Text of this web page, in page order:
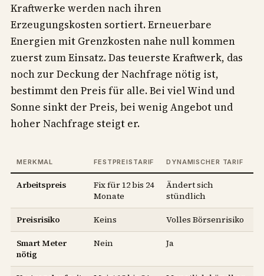
Kraftwerke werden nach ihren
Erzeugungskosten sortiert. Erneuerbare
Energien mit Grenzkosten nahe null kommen
zuerst zum Einsatz. Das teuerste Kraftwerk, das
noch zur Deckung der Nachfrage nötig ist,
bestimmt den Preis für alle. Bei viel Wind und
Sonne sinkt der Preis, bei wenig Angebot und
hoher Nachfrage steigt er.
MERKMAL FESTPREISTARIF DYNAMISCHER TARIF
Arbeitspreis
Fix für 12 bis 24
Monate
Ändert sich
stündlich
Preisrisiko
Keins
Volles Börsenrisiko
Smart Meter
nötig
Nein Ja